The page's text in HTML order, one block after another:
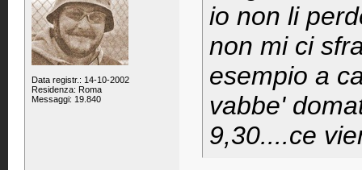
Data registr.: 14-10-2002
Residenza: Roma
Messaggi: 19.840
io non li
non mi ci
esempio a
vabbe'
9,30....ce